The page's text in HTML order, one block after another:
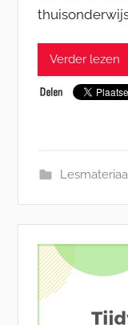
Verder lezen